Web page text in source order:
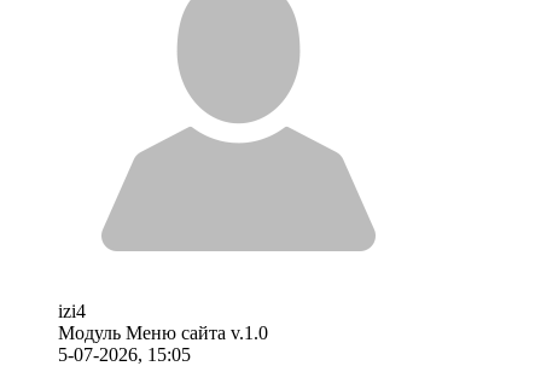
izi4
Модуль Меню сайта v.1.0
5-07-2026, 15:05